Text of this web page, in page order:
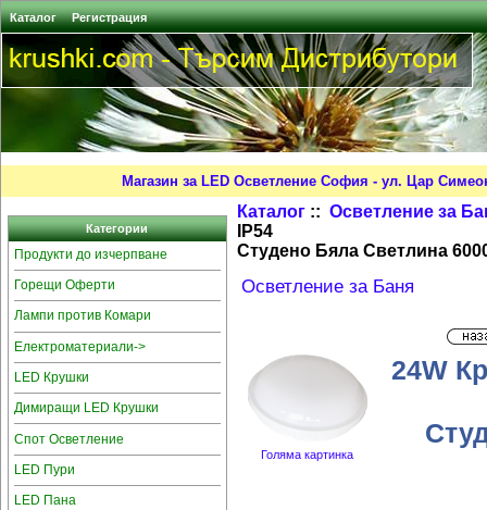
Каталог Регистрация
Магазин за LED Осветление София - ул. Цар
Категории
Продукти до изчерпване
Горещи Оферти
Лампи против Комари
Електроматериали->
LED Крушки
Димиращи LED Крушки
Спот Осветление
LED Пури
LED Пана
Каталог ::Осветление за
IP54
Студено Бяла Светлина
Осветление за Баня
Голяма картинка
24W